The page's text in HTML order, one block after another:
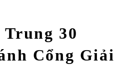
30
Cổng Giải